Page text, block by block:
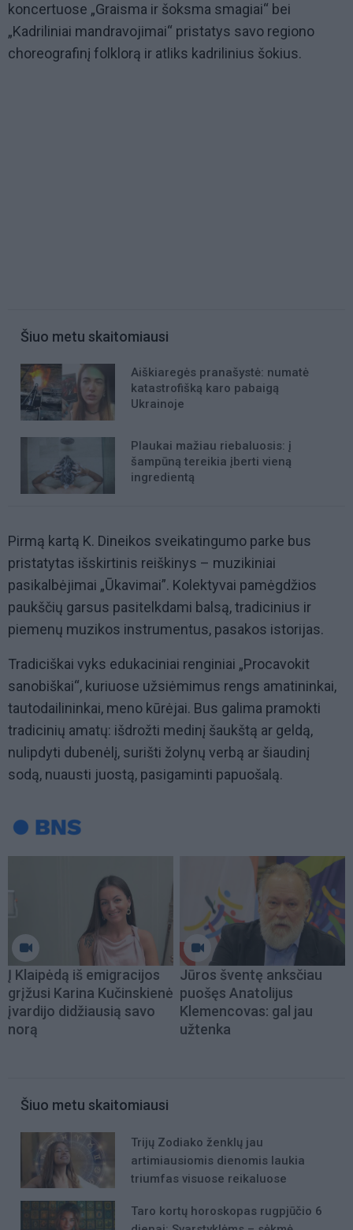
koncertuose „Graisma ir šoksma smagiai“ bei
„Kadriliniai mandravojimai“ pristatys savo regiono
choreografinį folklorą ir atliks kadrilinius šokius.
Šiuo metu skaitomiausi
Aiškiaregės pranašystė: numatė
katastrofišką karo pabaigą
Ukrainoje
Plaukai mažiau riebaluosis: į
šampūną tereikia įberti vieną
ingredientą
Pirmą kartą K. Dineikos sveikatingumo parke bus
pristatytas išskirtinis reiškinys – muzikiniai
pasikalbėjimai „Ūkavimai”. Kolektyvai pamėgdžios
paukščių garsus pasitelkdami balsą, tradicinius ir
piemenų muzikos instrumentus, pasakos istorijas.
Tradiciškai vyks edukaciniai renginiai „Procavokit
sanobiškai“, kuriuose užsiėmimus rengs amatininkai,
tautodailininkai, meno kūrėjai. Bus galima pramokti
tradicinių amatų: išdrožti medinį šaukštą ar geldą,
nulipdyti dubenėlį, surišti žolynų verbą ar šiaudinį
sodą, nuausti juostą, pasigaminti papuošalą.
Į Klaipėdą iš emigracijos
grįžusi Karina Kučinskienė
įvardijo didžiausią savo
norą
Jūros šventę anksčiau
puošęs Anatolijus
Klemencovas: gal jau
užtenka
Šiuo metu skaitomiausi
Trijų Zodiako ženklų jau
artimiausiomis dienomis laukia
triumfas visuose reikaluose
Taro kortų horoskopas rugpjūčio 6